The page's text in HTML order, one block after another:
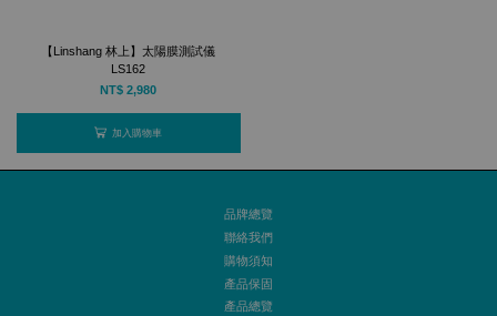
【Linshang 林上】太陽膜測試儀
LS162
NT$ 2,980
加入購物車
品牌總覽
聯絡我們
購物須知
產品保固
產品總覽